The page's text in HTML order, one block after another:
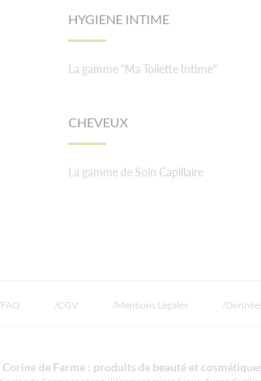
HYGIENE INTIME
La gamme "Ma Toilette Intime"
CHEVEUX
La gamme de Soin Capillaire
FAQ CGV Mentions Légales
Corine de Farme : produits de beauté et